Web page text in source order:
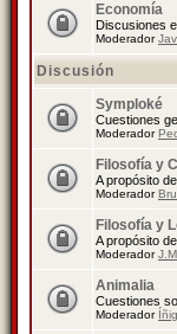
Economía
Discusiones
Moderador
Discusión
Symploké
Cuestiones
Moderador
Filosofía y
A propósito
Moderador
Filosofía y
A propósito
Moderador
Animalia
Cuestiones
Moderador